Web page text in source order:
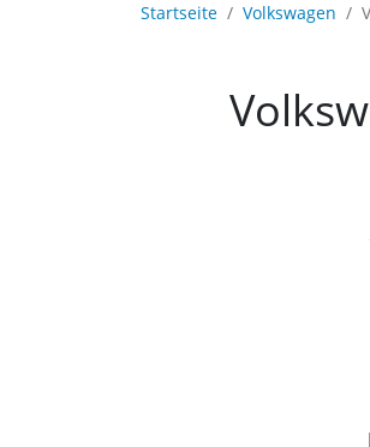
Startseite Volkswagen